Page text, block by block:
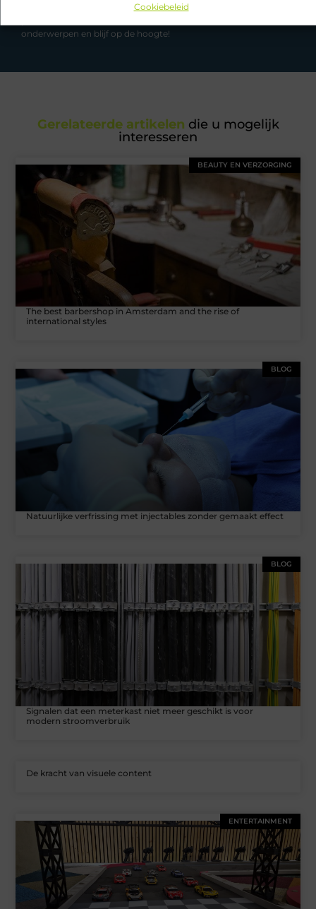
Cookiebeleid
Ontdek de boeiende en interessante verhalen die wij voor je in
onderwerpen en blijf op de hoogte!
Gerelateerde artikelen die u mogelijk
interesseren
BEAUTY EN VERZORGING
The best barbershop in Amsterdam and the rise of
international styles
BLOG
Natuurlijke verfrissing met injectables zonder gemaakt effect
BLOG
Signalen dat een meterkast niet meer geschikt is voor
modern stroomverbruik
De kracht van visuele content
ENTERTAINMENT